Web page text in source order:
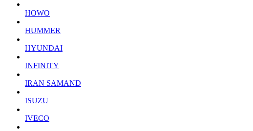
HOWO
HUMMER
HYUNDAI
INFINITY
IRAN SAMAND
ISUZU
IVECO